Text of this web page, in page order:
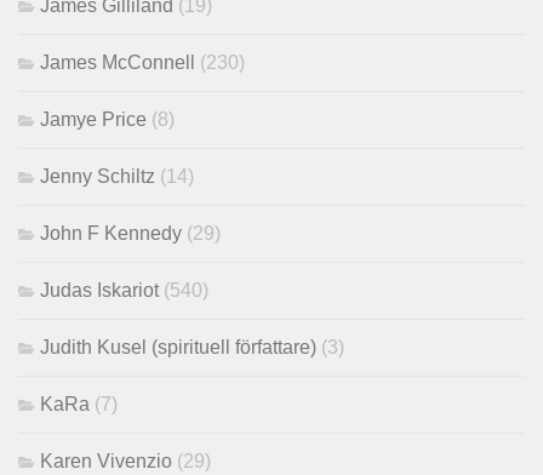
James Gilliland (19)
James McConnell (230)
Jamye Price (8)
Jenny Schiltz (14)
John F Kennedy (29)
Judas Iskariot (540)
Judith Kusel (spirituell författare) (3)
KaRa (7)
Karen Vivenzio (29)